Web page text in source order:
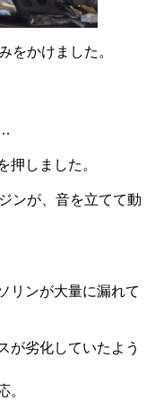
をかけました。
押しました。
ンが、音を立てて動
リンが大量に漏れて
が劣化していたよう
。